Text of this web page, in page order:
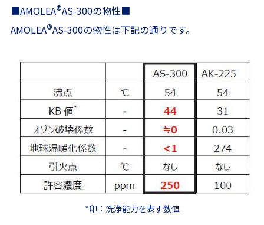
■AMOLEA®AS-300の物性■
AMOLEA®AS-300の物性は下記の通りです。
*印：洗浄能力を表す数値